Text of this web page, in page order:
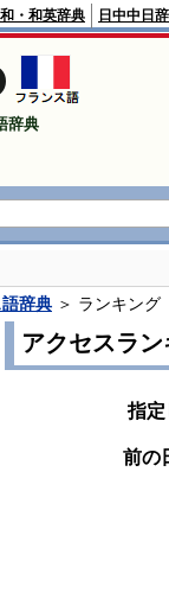
・和英辞典 日中中日
辞典
辞典 ＞ ランキング
アクセスラ
指定
前の